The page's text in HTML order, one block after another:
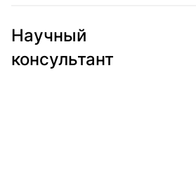
Научный
консультант